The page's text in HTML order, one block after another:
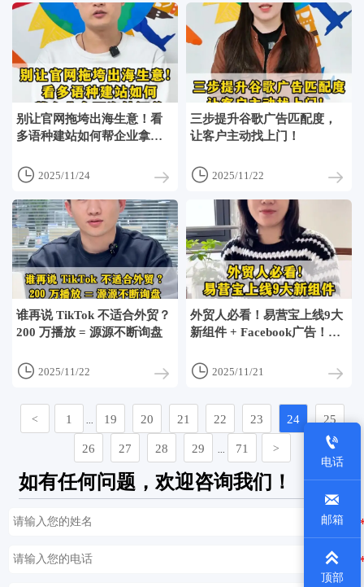
别让官网拖垮出海生意！看
多语种建站如何帮企业拿下
 2025/11/24
三步提升谷歌广告匹配度，
让客户主动找上门！
 2025/11/22
谁再说 TikTok 不适合外贸？
200 万播放 = 源源不断询盘
 2025/11/22
外贸人必看！易营宝上线9大
新组件 + Facebook广告！建
开！
 2025/11/21
< 1 19 20 21 22 23 24 25
26 27 28 29 71 >
如有任何问题，欢迎咨询我们！

电话

邮箱

顶部